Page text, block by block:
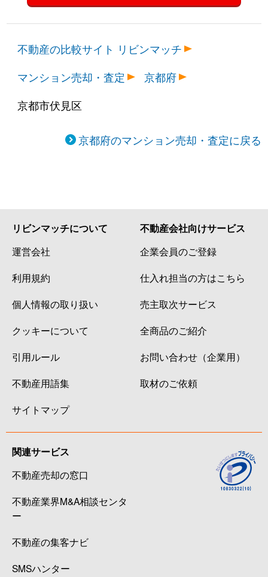
不動産の比較サイト リビンマッチ
マンション売却・査定
京都府
京都市伏見区
京都府のマンション売却・査定に戻る
リビンマッチについて
運営会社
利用規約
個人情報の取り扱い
クッキーについて
引用ルール
不動産用語集
サイトマップ
不動産会社向けサービス
企業会員のご登録
仕入れ担当の方はこちら
売主取次サービス
全商品のご紹介
お問い合わせ（企業用）
取材のご依頼
関連サービス
不動産売却の窓口
不動産業界M&A相談センタ
ー
不動産の集客ナビ
SMSハンター